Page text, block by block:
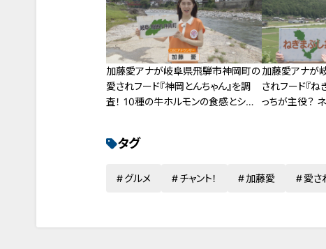
加藤愛アナが岐阜県飛騨市神岡町の
愛されフード『神岡とんちゃん』を調
査！ 10種の牛ホルモンの食感とシメ
加藤愛アナが
されフード『ね
っちが主役？
タグ
グルメ チャント！ 加藤愛 愛さ